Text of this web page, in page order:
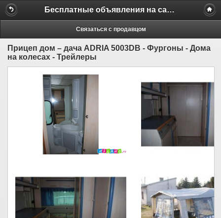
Бесплатные объявления на сайте MILAMO.ru
Связаться с продавцом
Прицеп дом – дача ADRIA 5003DB - Фургоны - Дома
на колесах - Трейлеры